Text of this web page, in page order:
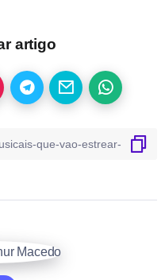
artigo